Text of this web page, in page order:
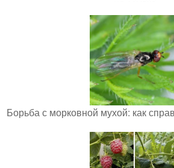
Борьба с морковной мухой: как